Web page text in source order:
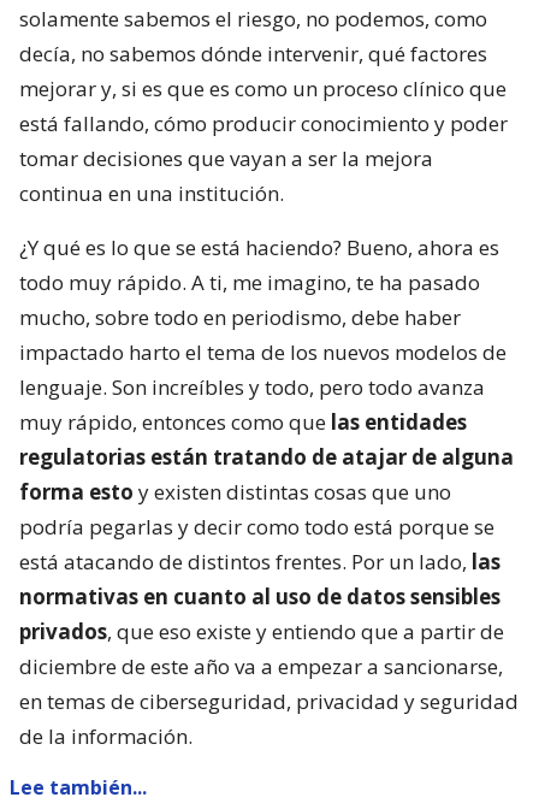
solamente sabemos el riesgo, no podemos, como
decía, no sabemos dónde intervenir, qué factores
mejorar y, si es que es como un proceso clínico que
está fallando, cómo producir conocimiento y poder
tomar decisiones que vayan a ser la mejora
continua en una institución.
¿Y qué es lo que se está haciendo? Bueno, ahora es
todo muy rápido. A ti, me imagino, te ha pasado
mucho, sobre todo en periodismo, debe haber
impactado harto el tema de los nuevos modelos de
lenguaje. Son increíbles y todo, pero todo avanza
muy rápido, entonces como que las entidades
regulatorias están tratando de atajar de alguna
forma esto y existen distintas cosas que uno
podría pegarlas y decir como todo está porque se
está atacando de distintos frentes. Por un lado, las
normativas en cuanto al uso de datos sensibles
privados, que eso existe y entiendo que a partir de
diciembre de este año va a empezar a sancionarse,
en temas de ciberseguridad, privacidad y seguridad
de la información.
Lee también...